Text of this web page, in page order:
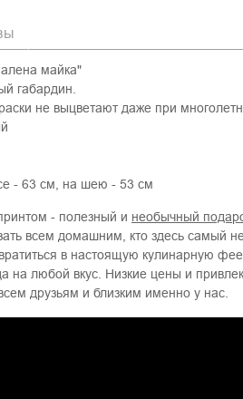
майка"
габардин.
не выцветают даже при
- 63 см, на шею - 53 см
- полезный и необычный
всем домашним, кто здесь самый
в настоящую кулинарную
на любой вкус. Низкие цены и
друзьям и близким именно у нас.